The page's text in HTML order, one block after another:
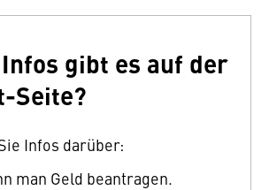
gibt es auf der
Seite?
Infos darüber:
man Geld beantragen.